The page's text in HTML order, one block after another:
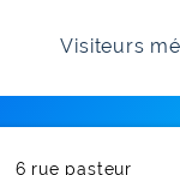
Visiteurs